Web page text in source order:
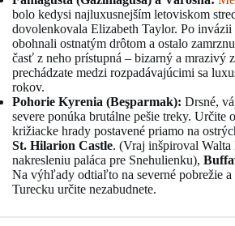
bolo kedysi najluxusnejším letoviskom
dovolenkovala Elizabeth Taylor. Po
obohnali ostnatým drôtom a ostalo
časť z neho prístupná – bizarný a mrazivý
prechádzate medzi rozpadávajúcimi sa
rokov.
Pohorie Kyrenia (Beşparmak): Drsné,
severe ponúka brutálne pešie treky. Určite
križiacke hrady postavené priamo na
St. Hilarion Castle. (Vraj inšpiroval
nakresleniu paláca pre Snehulienku),
Na výhľady odtiaľto na severné pobrežie a
Turecku určite nezabudnete.